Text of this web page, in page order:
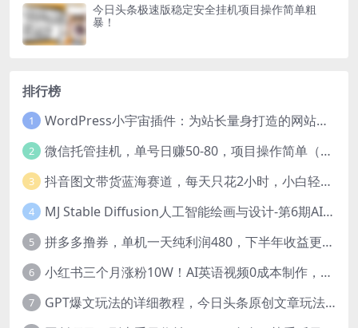
今日头条极速版稳定安全挂机项目操作简单粗
暴！
排行榜
1 WordPress小宇宙插件：为站长量身打造的网站性能与SEO优化插件
2 微信托管挂机，单号日赚50-80，项目操作简单（附无限注册实名微信号教程）
3 抖音图文带货蓝海赛道，每天只花2小时，小白轻松过万
4 MJ Stable Diffusion人工智能绘画与设计-第6期AIGC课程（35节）
5 拼多多撸券，单机一天纯利润480，下半年收益更高，不限设备，不限IP。
6 小红书三个月涨粉10W！AI英语视频0成本制作，每天轻松日入2000+
7 GPT爆文玩法的详细教程，今日头条原创文章玩法实操讲解，简单操作月入5000